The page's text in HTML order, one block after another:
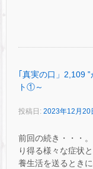
｢真実の口」2,109
ト①～
投稿日: 2023年12月20
前回の続き・・・
り得る様々な症状
養生活を送るとき